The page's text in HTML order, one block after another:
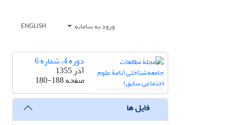
ورود به سامانه ENGLISH
دوره 4، شماره 6
آذر 1355
صفحه180-188
فایل ها